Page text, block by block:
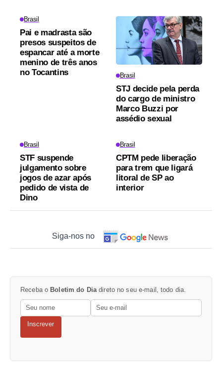
Brasil
Pai e madrasta são
presos suspeitos de
espancar até a morte
menino de três anos
no Tocantins
Brasil
STJ decide pela perda
do cargo de ministro
Marco Buzzi por
assédio sexual
Brasil
STF suspende
julgamento sobre
jogos de azar após
pedido de vista de
Dino
Brasil
CPTM pede liberação
para trem que ligará
litoral de SP ao
interior
Siga-nos no
Receba o Boletim do Diadireto no seu e-mail, todo dia.
Inscrever